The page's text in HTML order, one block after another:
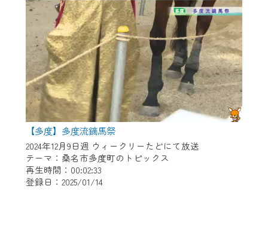
【多度】多度流鏑馬祭
2024年12月9日週 ウィークリーたどにて放送
テーマ：桑名市多度町のトピックス
再生時間：00:02:33
登録日：2025/01/14